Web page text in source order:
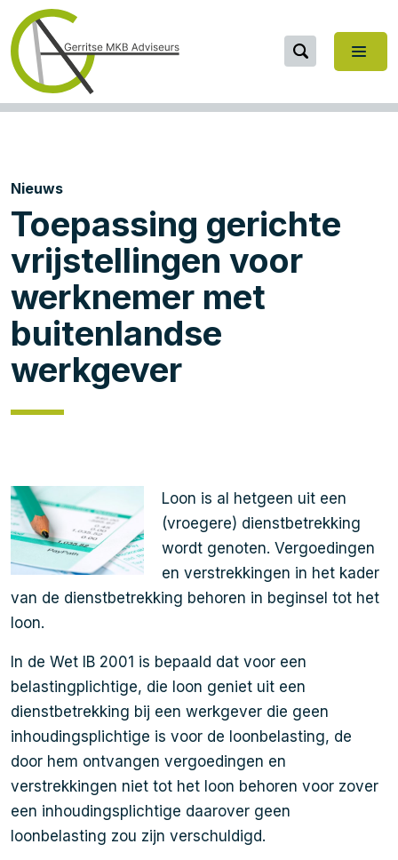
Nieuws
Toepassing gerichte
vrijstellingen voor
werknemer met
buitenlandse
werkgever
Loon is al hetgeen uit een
(vroegere) dienstbetrekking
wordt genoten. Vergoedingen
en verstrekkingen in het kader
van de dienstbetrekking behoren in beginsel tot het
loon.
In de Wet IB 2001 is bepaald dat voor een
belastingplichtige, die loon geniet uit een
dienstbetrekking bij een werkgever die geen
inhoudingsplichtige is voor de loonbelasting, de
door hem ontvangen vergoedingen en
verstrekkingen niet tot het loon behoren voor zover
een inhoudingsplichtige daarover geen
loonbelasting zou zijn verschuldigd.